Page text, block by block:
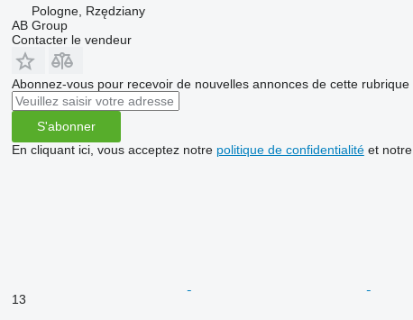
Pologne, Rzędziany
AB Group
Contacter le vendeur
Abonnez-vous pour recevoir de nouvelles annonces de cette rubrique
S'abonner
En cliquant ici, vous acceptez notre politique de confidentialitéet notre
13